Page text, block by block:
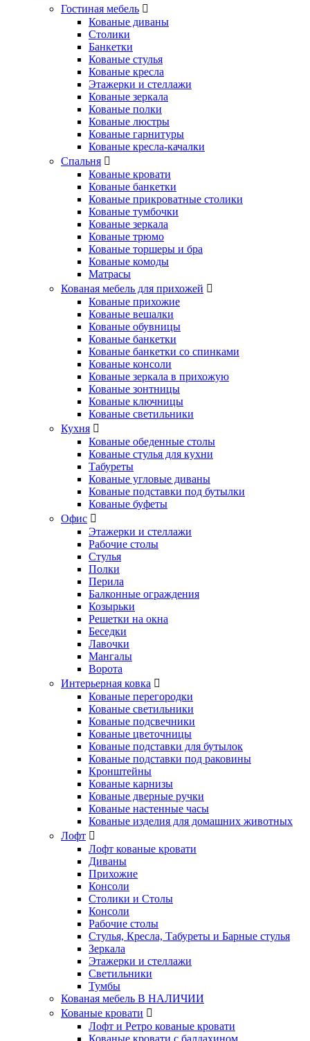
Гостиная мебель
Кованые диваны
Столики
Банкетки
Кованые стулья
Кованые кресла
Этажерки и стеллажи
Кованые зеркала
Кованые полки
Кованые люстры
Кованые гарнитуры
Кованые кресла-качалки
Спальня
Кованые кровати
Кованые банкетки
Кованые прикроватные столики
Кованые тумбочки
Кованые зеркала
Кованые трюмо
Кованые торшеры и бра
Кованые комоды
Матрасы
Кованая мебель для прихожей
Кованые прихожие
Кованые вешалки
Кованые обувницы
Кованые банкетки
Кованые банкетки со спинками
Кованые консоли
Кованые зеркала в прихожую
Кованые зонтницы
Кованые ключницы
Кованые светильники
Кухня
Кованые обеденные столы
Кованые стулья для кухни
Табуреты
Кованые угловые диваны
Кованые подставки под бутылки
Кованые буфеты
Офис
Этажерки и стеллажи
Рабочие столы
Стулья
Полки
Перила
Балконные ограждения
Козырьки
Решетки на окна
Беседки
Лавочки
Мангалы
Ворота
Интерьерная ковка
Кованые перегородки
Кованые светильники
Кованые подсвечники
Кованые цветочницы
Кованые подставки для бутылок
Кованые подставки под раковины
Кронштейны
Кованые карнизы
Кованые дверные ручки
Кованые настенные часы
Кованые изделия для домашних животных
Лофт
Лофт кованые кровати
Диваны
Прихожие
Консоли
Столики и Столы
Консоли
Рабочие столы
Стулья, Кресла, Табуреты и Барные стулья
Зеркала
Этажерки и стеллажи
Светильники
Тумбы
Кованая мебель В НАЛИЧИИ
Кованые кровати
Лофт и Ретро кованые кровати
Кованые кровати с балдахином